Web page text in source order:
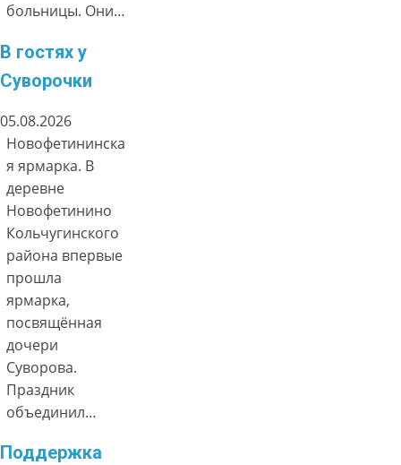
больницы. Они…
В гостях у
Суворочки
05.08.2026
Новофетининска
я ярмарка. В
деревне
Новофетинино
Кольчугинского
района впервые
прошла
ярмарка,
посвящённая
дочери
Суворова.
Праздник
объединил…
Поддержка